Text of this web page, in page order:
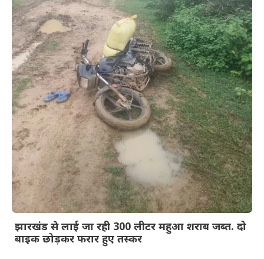
झारखंड से लाई जा रही 300 लीटर महुआ शराब जब्त. दो
बाइक छोड़कर फरार हुए तस्कर